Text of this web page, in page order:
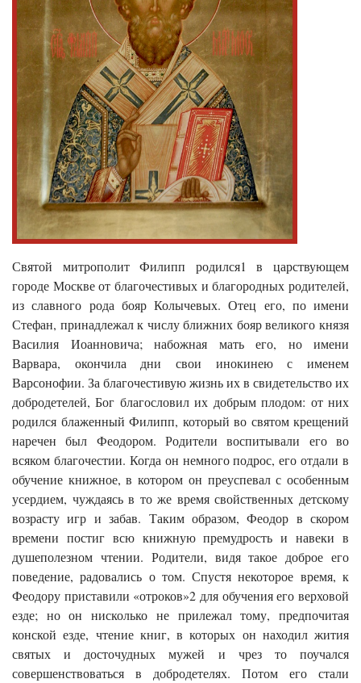
Святой митрополит Филипп родился1 в царствующем
городе Москве от благочестивых и благородных родителей,
из славного рода бояр Колычевых. Отец его, по имени
Стефан, принадлежал к числу ближних бояр великого князя
Василия Иоанновича; набожная мать его, но имени
Варвара, окончила дни свои инокинею с именем
Варсонофии. За благочестивую жизнь их в свидетельство их
добродетелей, Бог благословил их добрым плодом: от них
родился блаженный Филипп, который во святом крещений
наречен был Феодором. Родители воспитывали его во
всяком благочестии. Когда он немного подрос, его отдали в
обучение книжное, в котором он преуспевал с особенным
усердием, чуждаясь в то же время свойственных детскому
возрасту игр и забав. Таким образом, Феодор в скором
времени постиг всю книжную премудрость и навеки в
душеполезном чтении. Родители, видя такое доброе его
поведение, радовались о том. Спустя некоторое время, к
Феодору приставили «отроков»2 для обучения его верховой
езде; но он нисколько не прилежал тому, предпочитая
конской езде, чтение книг, в которых он находил жития
святых и досточудных мужей и чрез то поучался
совершенствоваться в добродетелях. Потом его стали